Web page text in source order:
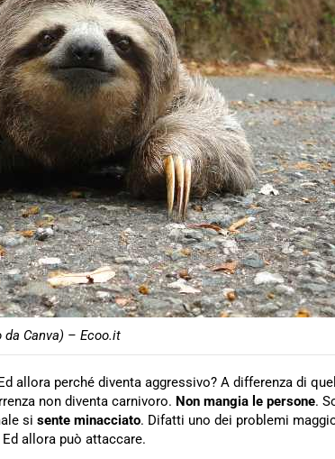
da Canva) – Ecoo.it
allora perché diventa aggressivo? A differenza di
non diventa carnivoro. Non mangia le persone.
si sente minacciato. Difatti uno dei problemi
Ed allora può attaccare.